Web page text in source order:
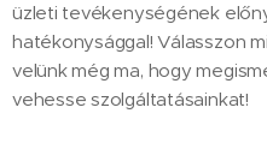
üzleti tevékenységének
hatékonysággal! Válasszon
velünk még ma, hogy
vehesse szolgáltatásainkat!